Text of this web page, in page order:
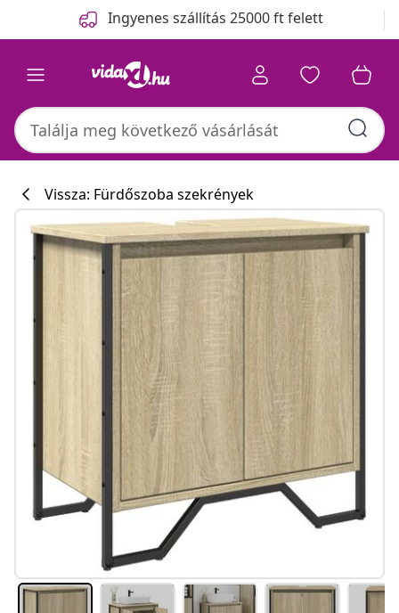
Ingyenes szállítás 25000 ft felett
Vissza: Fürdőszoba szekrények